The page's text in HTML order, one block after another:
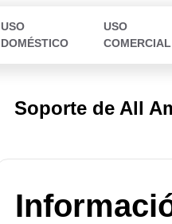
USO
DOMÉSTICO
USO
COMERCIAL
Soporte de All